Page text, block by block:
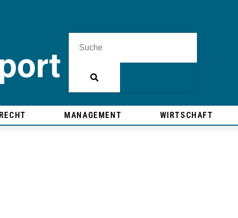
RECHT MANAGEMENT WIRTSCHAFT